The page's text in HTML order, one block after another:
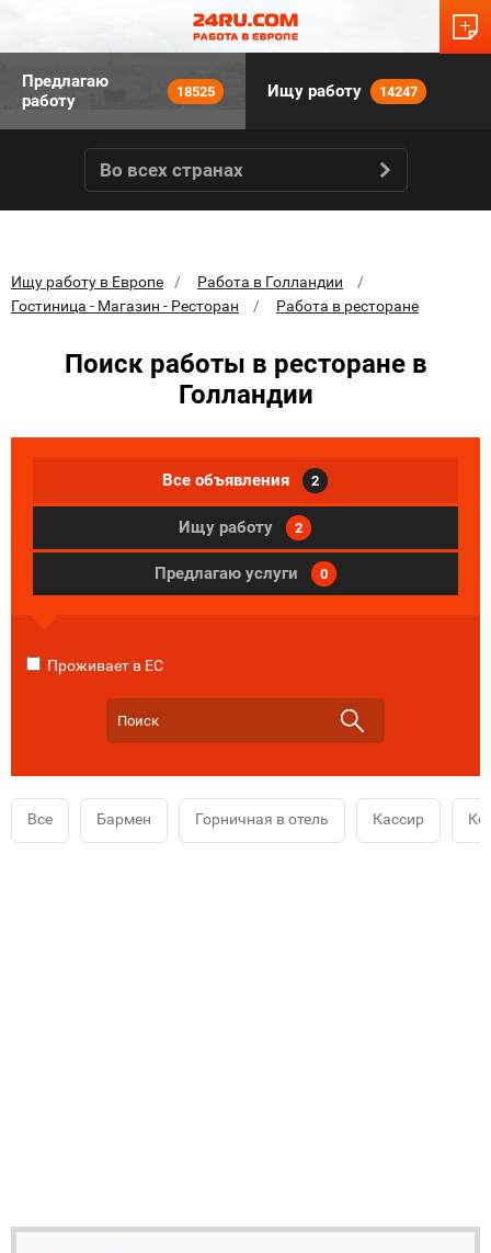
Предлагаю
работу
18525 Ищу работу 14247
Во всех странах
Ищу работу в Европе
Работа в Голландии
Гостиница - Магазин - Ресторан
Работа в ресторане
Поиск работы в ресторане в
Голландии
Все объявления 2
Ищу работу 2
Предлагаю услуги 0
Проживает в ЕС
Все Бармен Горничная в отель Кассир